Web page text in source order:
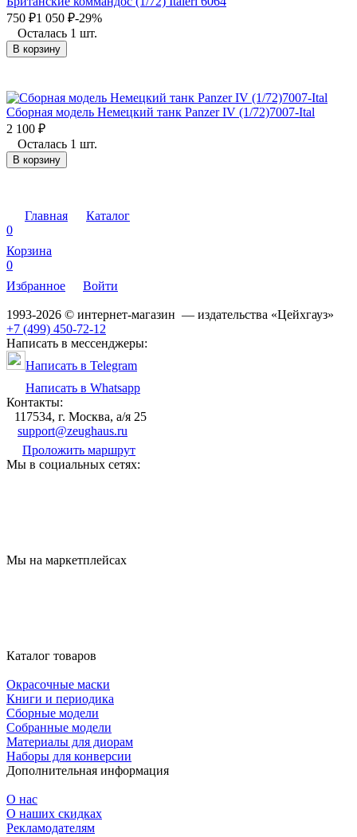
750 ₽1 050 ₽-29%
Осталась 1 шт.
В корзину
Сборная модель Немецкий танк Panzer IV (1/72)7007-Ital
2 100 ₽
Осталась 1 шт.
В корзину
Главная
Каталог
0
Корзина
0
Избранное
Войти
1993-2026 © интернет-магазин — издательства «Цейхгауз»
+7 (499) 450-72-12
Написать в мессенджеры:
Написать в Telegram
Написать в Whatsapp
Контакты:
117534, г. Москва, а/я 25
support@zeughaus.ru
Проложить маршрут
Мы в социальных сетях:
Мы на маркетплейсах
Каталог товаров
Окрасочные маски
Книги и периодика
Сборные модели
Собранные модели
Материалы для диорам
Наборы для конверсии
Дополнительная информация
О нас
О наших скидках
Рекламодателям